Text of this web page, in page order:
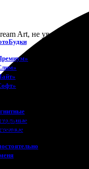
Art, не уверен что
сестре, она